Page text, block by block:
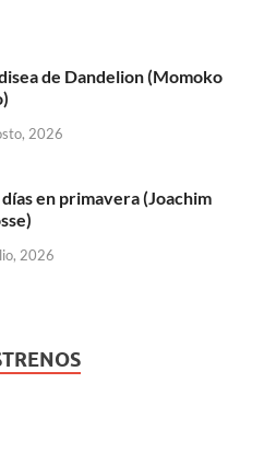
de Dandelion (Momoko
2026
días en primavera (Joachim
2026